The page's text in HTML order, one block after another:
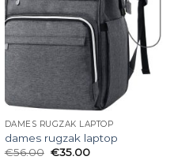
DAMES RUGZAK LAPTOP
dames rugzak laptop
€56.00 €35.00